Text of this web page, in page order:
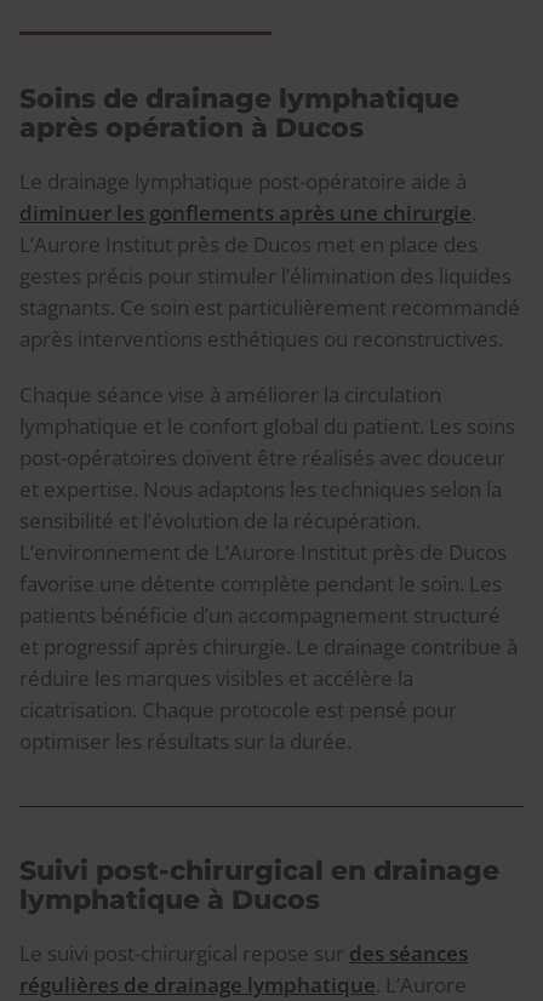
Soins de drainage lymphatique
après opération à Ducos
Le drainage lymphatique post-opératoire aide à
diminuer les gonflements après une chirurgie.
L’Aurore Institut près de Ducos met en place des
gestes précis pour stimuler l’élimination des liquides
stagnants. Ce soin est particulièrement recommandé
après interventions esthétiques ou reconstructives.
Chaque séance vise à améliorer la circulation
lymphatique et le confort global du patient. Les soins
post-opératoires doivent être réalisés avec douceur
et expertise. Nous adaptons les techniques selon la
sensibilité et l’évolution de la récupération.
L’environnement de L’Aurore Institut près de Ducos
favorise une détente complète pendant le soin. Les
patients bénéficie d’un accompagnement structuré
et progressif après chirurgie. Le drainage contribue à
réduire les marques visibles et accélère la
cicatrisation. Chaque protocole est pensé pour
optimiser les résultats sur la durée.
Suivi post-chirurgical en drainage
lymphatique à Ducos
Le suivi post-chirurgical repose sur des séances
régulières de drainage lymphatique. L’Aurore